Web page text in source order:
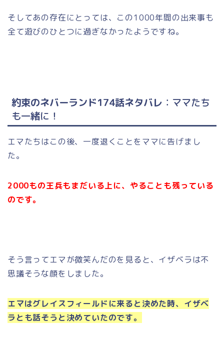
そしてあの存在にとっては、この1000年間の出来事も
全て遊びのひとつに過ぎなかったようですね。
約束のネバーランド174話ネタバレ ：ママたち
も一緒に！
エマたちはこの後、一度退くことをママに告げまし
た。
2000もの王兵もまだいる上に、やることも残っている
のです。
そう言ってエマが微笑んだのを見ると、イザベラは不
思議そうな顔をしました。
エマはグレイスフィールドに来ると決めた時、イザベ
ラとも話そうと決めていたのです。